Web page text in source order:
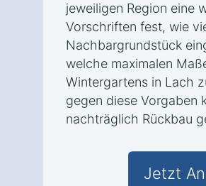
jeweiligen Region eine
Vorschriften fest, wie
Nachbargrundstück
welche maximalen
Wintergartens in Lach
gegen diese Vorgaben
nachträglich Rückbau
Jetzt